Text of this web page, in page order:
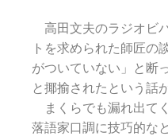
高田文夫のラジオビ
トを求められた師匠の
がついていない」と断
と揶揄されたという話
まくらでも漏れ出て
落語家口調に技巧的な